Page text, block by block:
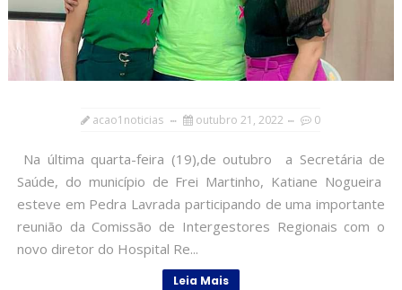
acao1noticias outubro 21, 2022 0
Na última quarta-feira (19),de outubro a Secretária de
Saúde, do município de Frei Martinho, Katiane Nogueira
esteve em Pedra Lavrada participando de uma importante
reunião da Comissão de Intergestores Regionais com o
novo diretor do Hospital Re...
Leia Mais